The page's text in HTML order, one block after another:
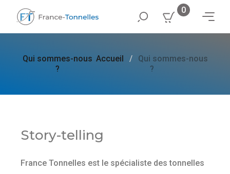
0
Qui sommes-nous
?
Accueil
Qui sommes-nous
?
Story-telling
France Tonnelles est le spécialiste des tonnelles